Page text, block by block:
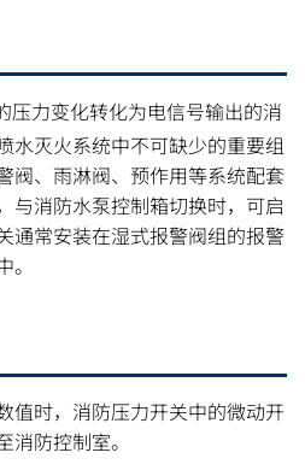
压力变化转化为电信号输出的消
水灭火系统中不可缺少的重要组
阀、雨淋阀、预作用等系统配套
与消防水泵控制箱切换时，可启
通常安装在湿式报警阀组的报警
值时，消防压力开关中的微动开
防控制室。